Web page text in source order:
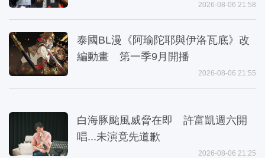
2026-08-06 21:58
泰國BL漫《阿瑜陀耶與伊洛瓦底》改
編動畫 第一季9月開播
2026-08-06 21:55
白海豚颱風威脅在即 許富凱週六開
唱...未演竟先道歉
2026-08-06 21:25